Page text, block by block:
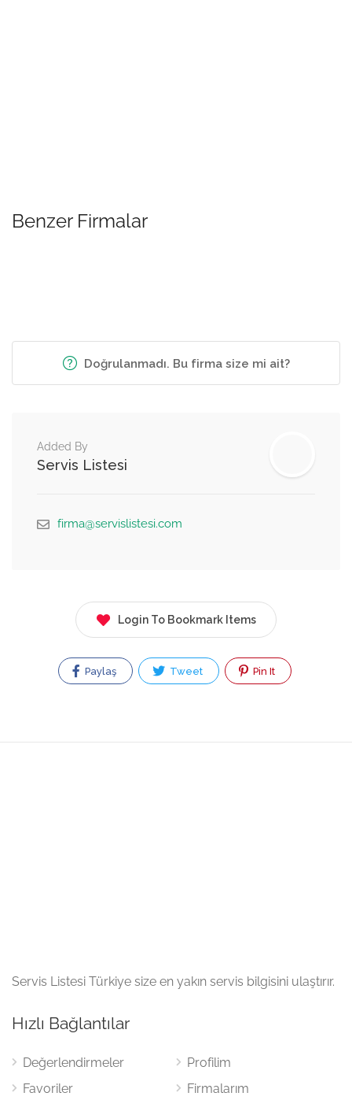
Benzer Firmalar
Doğrulanmadı. Bu firma size mi ait?
Added By
Servis Listesi
firma@servislistesi.com
Login To Bookmark Items
Paylaş Tweet Pin It
Servis Listesi Türkiye size en yakın servis bilgisini ulaştırır.
Hızlı Bağlantılar
Değerlendirmeler
Favoriler
Profilim
Firmalarım